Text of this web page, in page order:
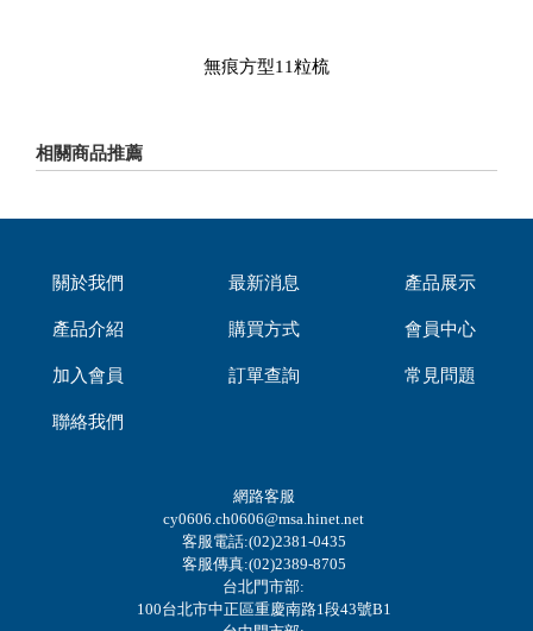
無痕方型11粒梳
相關商品推薦
關於我們 最新消息 產品展示
產品介紹 購買方式 會員中心
加入會員 訂單查詢 常見問題
聯絡我們
網路客服
cy0606.ch0606@msa.hinet.net
客服電話:(02)2381-0435
客服傳真:(02)2389-8705
台北門市部:
100台北市中正區重慶南路1段43號B1